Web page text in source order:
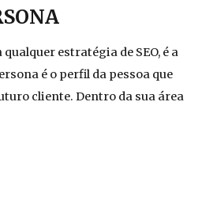
estratégia de SEO, é a
é o perfil da pessoa que
cliente. Dentro da sua área